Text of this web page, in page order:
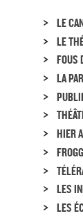
> LE
> LE
> FOUS
> LA
>
>
> HIER
>
>
> LES
> LES